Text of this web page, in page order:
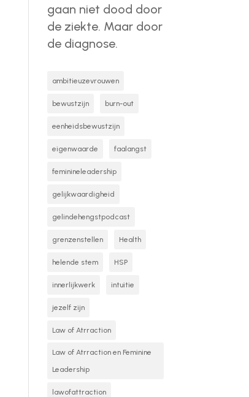
gaan niet dood door
de ziekte. Maar door
de diagnose.
ambitieuzevrouwen
bewustzijn burn-out
eenheidsbewustzijn
eigenwaarde faalangst
feminineleadership
gelijkwaardigheid
gelindehengstpodcast
grenzenstellen Health
helende stem HSP
innerlijkwerk intuitie
jezelf zijn
Law of Atrraction
Law of Atrraction en Feminine
Leadership
lawofattraction